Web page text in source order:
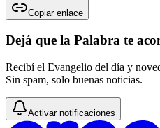
Copiar enlace
Dejá que la Palabra te
Recibí el Evangelio del día y
Sin spam, solo buenas noticias.
Activar notificaciones